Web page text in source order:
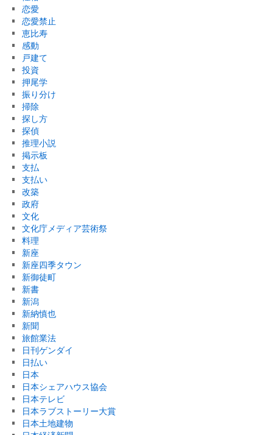
恋愛
恋愛禁止
恵比寿
感動
戸建て
投資
押尾学
振り分け
掃除
探し方
探偵
推理小説
掲示板
支払
支払い
改築
政府
文化
文化庁メディア芸術祭
料理
新座
新座四季タウン
新御徒町
新書
新潟
新納慎也
新聞
旅館業法
日刊ゲンダイ
日払い
日本
日本シェアハウス協会
日本テレビ
日本ラブストーリー大賞
日本土地建物